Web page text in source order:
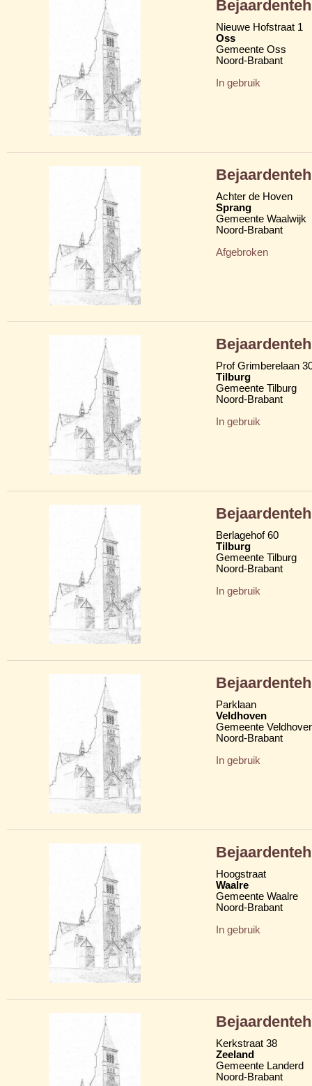
Nieuwe Hofstraat 1
Oss
Gemeente Oss
Noord-Brabant
In gebruik
Achter de Hoven
Sprang
Gemeente Waalwijk
Noord-Brabant
Afgebroken
Prof Grimberelaan
Tilburg
Gemeente Tilburg
Noord-Brabant
In gebruik
Berlagehof 60
Tilburg
Gemeente Tilburg
Noord-Brabant
In gebruik
Parklaan
Veldhoven
Gemeente
Noord-Brabant
In gebruik
Hoogstraat
Waalre
Gemeente Waalre
Noord-Brabant
In gebruik
Kerkstraat 38
Zeeland
Gemeente Landerd
Noord-Brabant